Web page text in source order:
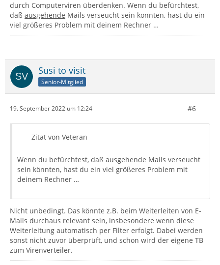
durch Computerviren überdenken. Wenn du befürchtest,
daß ausgehende Mails verseucht sein könnten, hast du ein
viel größeres Problem mit deinem Rechner …
Susi to visit
Senior-Mitglied
19. September 2022 um 12:24 #6
Zitat von Veteran
Wenn du befürchtest, daß ausgehende Mails verseucht
sein könnten, hast du ein viel größeres Problem mit
deinem Rechner …
Nicht unbedingt. Das könnte z.B. beim Weiterleiten von E-
Mails durchaus relevant sein, insbesondere wenn diese
Weiterleitung automatisch per Filter erfolgt. Dabei werden
sonst nicht zuvor überprüft, und schon wird der eigene TB
zum Virenverteiler.